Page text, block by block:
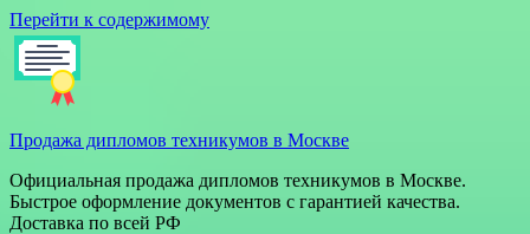
Перейти к содержимому
Продажа дипломов техникумов в Москве
Официальная продажа дипломов техникумов в Москве.
Быстрое оформление документов с гарантией качества.
Доставка по всей РФ